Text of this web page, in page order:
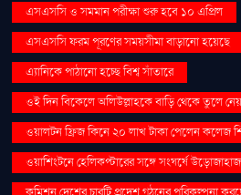
এসএসসি ও সমমান পরীক্ষা শুরু হবে ১০ এপ্রিল
এসএসসি ফরম পূরণের সময়সীমা বাড়ানো হয়েছে
এ্যানিকে পাঠানো হচ্ছে বিশ্ব সাঁতারে
ওই দিন বিকেলে অলিউল্লাহকে বাড়ি থেকে তুলে
ওয়ালটন ফ্রিজ কিনে ২০ লাখ টাকা পেলেন কলেজ
ওয়াশিংটনে হেলিকপ্টারের সঙ্গে সংঘর্ষে